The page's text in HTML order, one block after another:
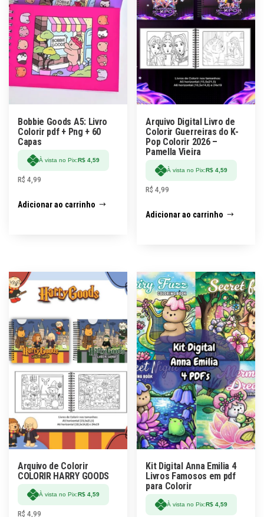
Bobbie Goods A5: Livro
Colorir pdf + Png + 60
Capas
À vista no Pix:R$ 4,59
R$ 4,99
Adicionar ao carrinho
Arquivo Digital Livro de
Colorir Guerreiras do K-
Pop Colorir 2026 –
Pamella Vieira
À vista no Pix:R$ 4,59
R$ 4,99
Adicionar ao carrinho
Arquivo de Colorir
COLORIR HARRY GOODS
À vista no Pix:R$ 4,59
R$ 4,99
Kit Digital Anna Emilia 4
Livros Famosos em pdf
para Colorir
À vista no Pix:R$ 4,59